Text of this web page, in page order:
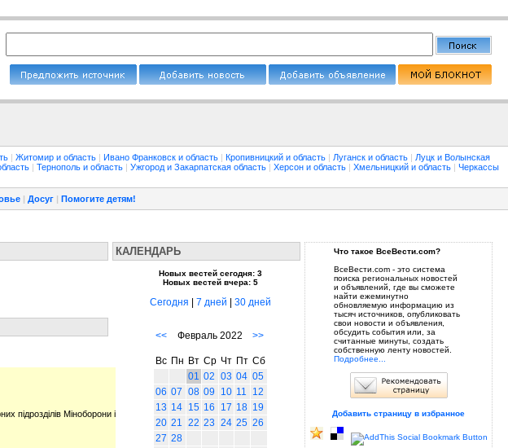
| Житомир и область | Ивано Франковск и область | Кропивницкий и область | Луганск и область | Луцк и Волынская
| Тернополь и область | Ужгород и Закарпатская область | Херсон и область | Хмельницкий и область | Черкассы
| Досуг | Помогите детям!
підрозділів Міноборони і
КАЛЕНДАРЬ
Новых вестей сегодня: 3
Новых вестей вчера: 5
Сегодня 7 дней 30 дней
<< Февраль 2022 >>
Вс Пн Вт Ср Чт Пт Сб
01 02 03 04 05
06 07 08 09 10 11
12
13 14 15 16 17 18 19
20 21 22 23 24 25 26
27 28
Что такое ВсеВести.com?
ВсеВести.com - это система
поиска региональных новостей
и объявлений, где вы сможете
найти ежеминутно
обновляемую информацию из
тысяч источников, опубликовать
свои новости и объявления,
обсудить события или, за
считанные минуты, создать
собственную ленту новостей.
Подробнее...
Добавить страницу в избранное